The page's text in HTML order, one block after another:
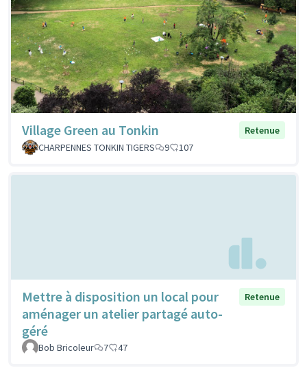
Village Green au Tonkin
Retenue
CHARPENNES TONKIN TIGERS
9 107
Mettre à disposition un local pour
aménager un atelier partagé auto-
géré
Retenue
Bob Bricoleur 7 47